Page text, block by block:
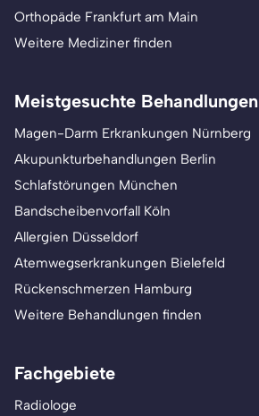
Orthopäde Frankfurt am Main
Weitere Mediziner finden
Meistgesuchte Behandlungen
Magen-Darm Erkrankungen Nürnberg
Akupunkturbehandlungen Berlin
Schlafstörungen München
Bandscheibenvorfall Köln
Allergien Düsseldorf
Atemwegserkrankungen Bielefeld
Rückenschmerzen Hamburg
Weitere Behandlungen finden
Fachgebiete
Radiologe